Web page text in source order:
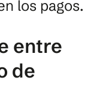
los pagos.
entre
de